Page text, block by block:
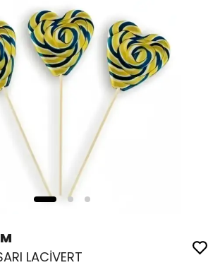
LACİVERT